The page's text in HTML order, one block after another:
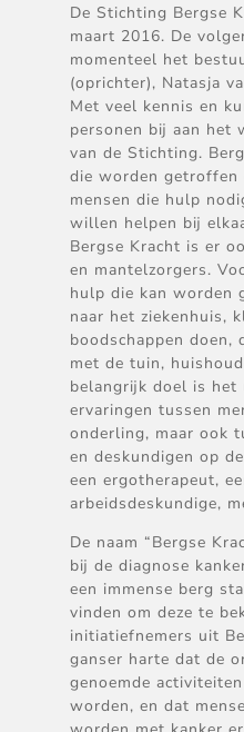
De Stichting Bergse
maart 2016. De
momenteel het
(oprichter), Natasja
Met veel kennis en
personen bij aan het
van de Stichting.
die worden getroffen
mensen die hulp
willen helpen bij
Bergse Kracht is er
en mantelzorgers.
hulp die kan worden
naar het ziekenhuis,
boodschappen doen,
met de tuin,
belangrijk doel is het
ervaringen tussen
onderling, maar ook
en deskundigen op
een ergotherapeut,
arbeidsdeskundige,
De naam “Bergse
bij de diagnose
een immense berg
vinden om deze te
initiatiefnemers uit
ganser harte dat de
genoemde
worden, en dat